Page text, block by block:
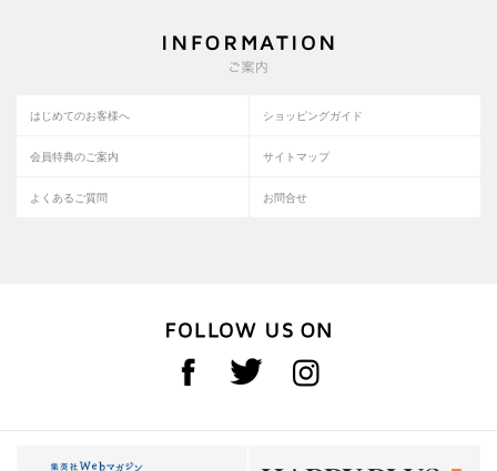
はじめてのお客様へ ショッピングガイド
会員特典のご案内 サイトマップ
よくあるご質問 お問合せ